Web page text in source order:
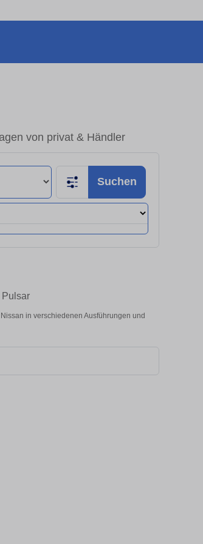
von privat & Händler
Suchen
Pulsar
in verschiedenen Ausführungen und